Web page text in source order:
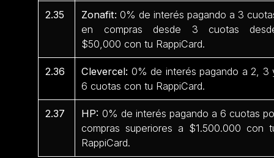
2.35 Zonafit: 0% de interés pagando a 3
en compras desde 3 cuotas
$50,000 con tu RappiCard.
2.36 Clevercel: 0% de interés pagando a 2, 3
6 cuotas con tu RappiCard.
2.37 HP: 0% de interés pagando a 6 cuotas
compras superiores a $1.500.000 con
RappiCard.